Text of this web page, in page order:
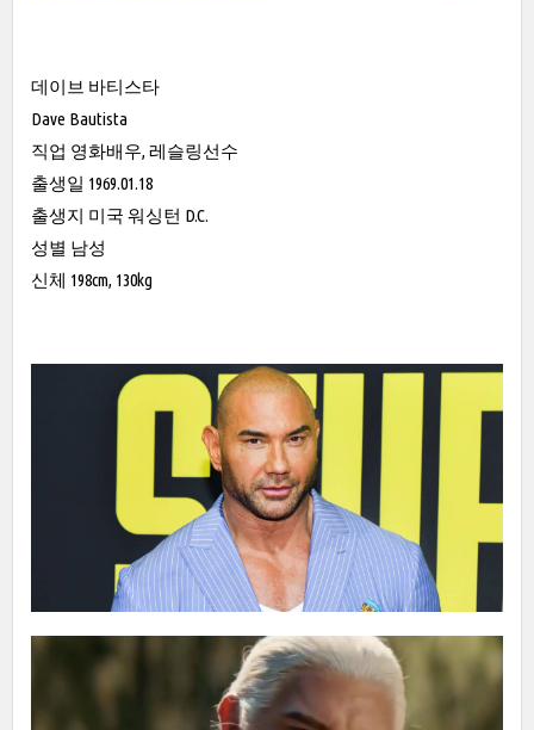
데이브 바티스타
Dave Bautista
직업 영화배우, 레슬링선수
출생일 1969.01.18
출생지 미국 워싱턴 D.C.
성별 남성
신체 198cm, 130kg